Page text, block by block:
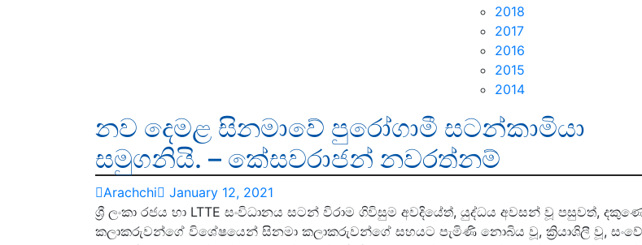
2018
2017
2016
2015
2014
නව දෙමළ සිනමාවේ පුරෝගාමී සටන්කාමියා
සමුගනියි. – කේසවරාජන් නවරත්නම්
Arachchi
January 12, 2021
ශ්‍රී ලංකා රජය හා LTTE සංවිධානය සටන් විරාම ගිවිසුම අවදියේත්, යුද්ධය අවසන් වූ පසුවත්,
කලාකරුවන්ගේ විශේෂයෙන් සිනමා කලාකරුවන්ගේ සහයට පැමිණි නොබිය වූ, ක්‍රියාශිලී වූ,